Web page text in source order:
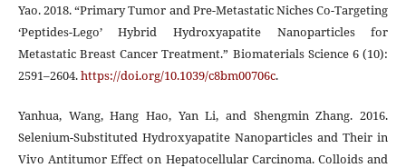
Yao. 2018. “Primary Tumor and Pre-Metastatic Niches Co-Targeting
‘Peptides-Lego’ Hybrid Hydroxyapatite Nanoparticles for
Metastatic Breast Cancer Treatment.” Biomaterials Science 6 (10):
2591–2604.https://doi.org/10.1039/c8bm00706c.
Yanhua, Wang, Hang Hao, Yan Li, and Shengmin Zhang. 2016.
Selenium-Substituted Hydroxyapatite Nanoparticles and Their in
Vivo Antitumor Effect on Hepatocellular Carcinoma. Colloids and